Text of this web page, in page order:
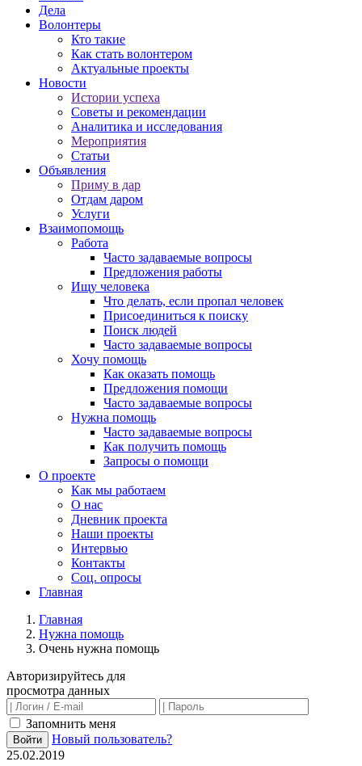
Дела
Волонтеры
Кто такие
Как стать волонтером
Актуальные проекты
Новости
Истории успеха
Советы и рекомендации
Аналитика и исследования
Мероприятия
Статьи
Объявления
Приму в дар
Отдам даром
Услуги
Взаимопомощь
Работа
Часто задаваемые вопросы
Предложения работы
Ищу человека
Что делать, если пропал человек
Присоединиться к поиску
Поиск людей
Часто задаваемые вопросы
Хочу помощь
Как оказать помощь
Предложения помощи
Часто задаваемые вопросы
Нужна помощь
Часто задаваемые вопросы
Как получить помощь
Запросы о помощи
О проекте
Как мы работаем
О нас
Дневник проекта
Наши проекты
Интервью
Контакты
Соц. опросы
Главная
Главная
Нужна помощь
Очень нужна помощь
Авторизируйтесь для
просмотра данных
Запомнить меня
Войти
Новый пользователь?
25.02.2019